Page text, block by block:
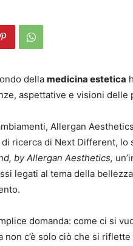
della medicina estetica
aspettative e visioni delle
Allergan
ricerca di Next Different, lo
by Allergan Aesthetics,
legati al tema della
domanda: come ci si
non c’è solo ciò che si